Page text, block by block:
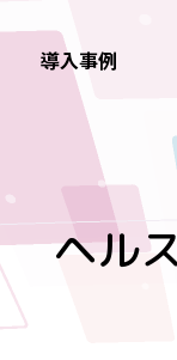
導入事例
ヘル